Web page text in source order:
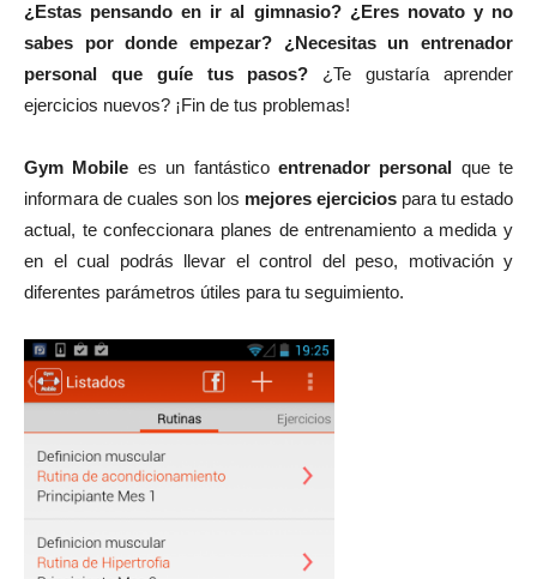
¿Estas pensando en ir al gimnasio? ¿Eres novato y no
sabes por donde empezar? ¿Necesitas un entrenador
personal que guíe tus pasos? ¿Te gustaría aprender
ejercicios nuevos? ¡Fin de tus problemas!
Gym Mobile es un fantástico entrenador personal que te
informara de cuales son los mejores ejercicios para tu estado
actual, te confeccionara planes de entrenamiento a medida y
en el cual podrás llevar el control del peso, motivación y
diferentes parámetros útiles para tu seguimiento.